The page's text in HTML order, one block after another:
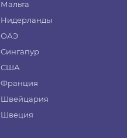
Мальта
Нидерланды
ОАЭ
Сингапур
США
Франция
Швейцария
Швеция